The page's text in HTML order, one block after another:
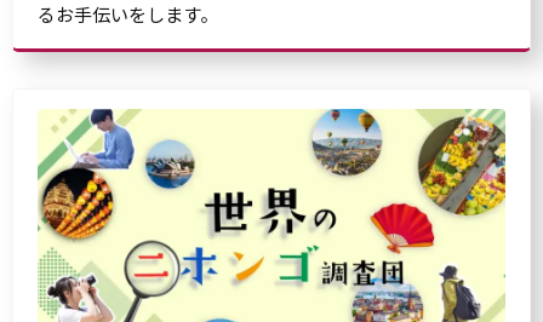
るお手伝いをします。